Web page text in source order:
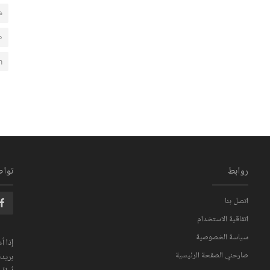
إذا
روابط
اتصل بنا
اتفاقية الاستخدام
سياسة الخصوصية
صارحني الصفحة الرئيسية